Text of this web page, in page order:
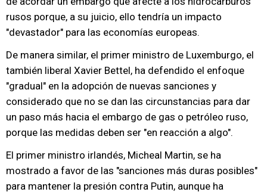
rusos porque, a su juicio, ello tendría un impacto
"devastador" para las economías europeas.
De manera similar, el primer ministro de Luxemburgo, el
también liberal Xavier Bettel, ha defendido el enfoque
"gradual" en la adopción de nuevas sanciones y
considerado que no se dan las circunstancias para dar
un paso más hacia el embargo de gas o petróleo ruso,
porque las medidas deben ser "en reacción a algo".
El primer ministro irlandés, Micheal Martin, se ha
mostrado a favor de las "sanciones más duras posibles"
para mantener la presión contra Putin, aunque ha